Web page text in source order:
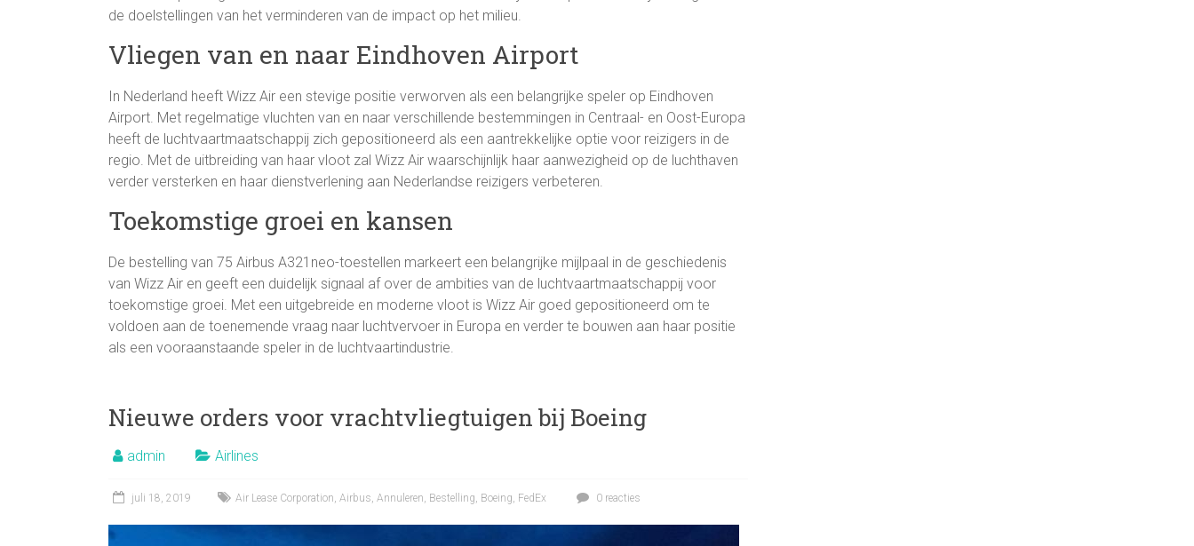
de doelstellingen van het verminderen van de impact op het milieu.
Vliegen van en naar Eindhoven Airport
In Nederland heeft Wizz Air een stevige positie verworven als een belangrijke speler op Eindhoven
Airport. Met regelmatige vluchten van en naar verschillende bestemmingen in Centraal- en Oost-Europa
heeft de luchtvaartmaatschappij zich gepositioneerd als een aantrekkelijke optie voor reizigers in de
regio. Met de uitbreiding van haar vloot zal Wizz Air waarschijnlijk haar aanwezigheid op de luchthaven
verder versterken en haar dienstverlening aan Nederlandse reizigers verbeteren.
Toekomstige groei en kansen
De bestelling van 75 Airbus A321neo-toestellen markeert een belangrijke mijlpaal in de geschiedenis
van Wizz Air en geeft een duidelijk signaal af over de ambities van de luchtvaartmaatschappij voor
toekomstige groei. Met een uitgebreide en moderne vloot is Wizz Air goed gepositioneerd om te
voldoen aan de toenemende vraag naar luchtvervoer in Europa en verder te bouwen aan haar positie
als een vooraanstaande speler in de luchtvaartindustrie.
Nieuwe orders voor vrachtvliegtuigen bij Boeing
admin Airlines
juli 18, 2019 Air Lease Corporation Airbus Annuleren Bestelling Boeing FedEx 0 reacties